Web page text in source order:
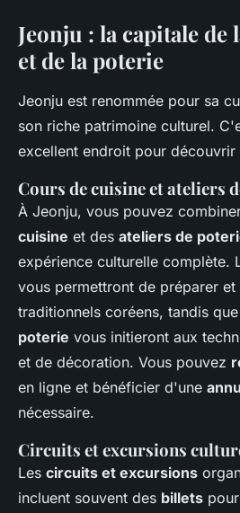
Jeonju : la capitale de
et de la poterie
Jeonju est renommée pour sa
son riche patrimoine culturel.
excellent endroit pour
Cours de cuisine et ateliers
À Jeonju, vous pouvez
cuisine et des ateliers de
expérience culturelle complète.
vous permettront de préparer
traditionnels coréens, tandis
poterie vous initieront aux
et de décoration. Vous pouvez
en ligne et bénéficier d'une
nécessaire.
Circuits et excursions
Les circuits et excursions
incluent souvent des billets